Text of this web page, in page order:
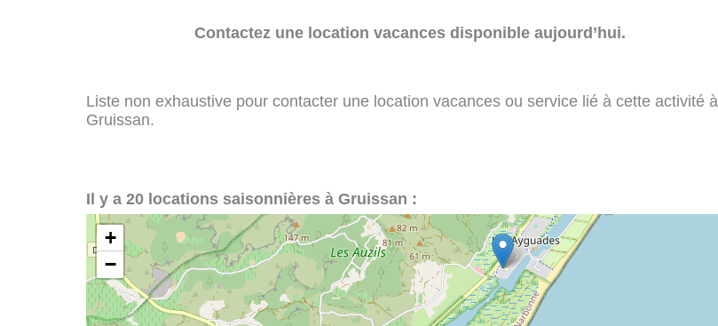
Contactez une location vacances disponible aujourd’hui.
Liste non exhaustive pour contacter une location vacances ou service lié à cette activité à
Gruissan.
Il y a 20 locations saisonnières à Gruissan :
+
−